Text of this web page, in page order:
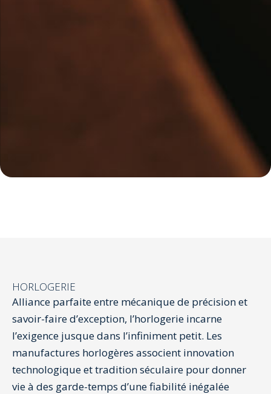
HORLOGERIE
Alliance parfaite entre mécanique de précision et
savoir-faire d’exception, l’horlogerie incarne
l’exigence jusque dans l’infiniment petit. Les
manufactures horlogères associent innovation
technologique et tradition séculaire pour donner
vie à des garde-temps d’une fiabilité inégalée